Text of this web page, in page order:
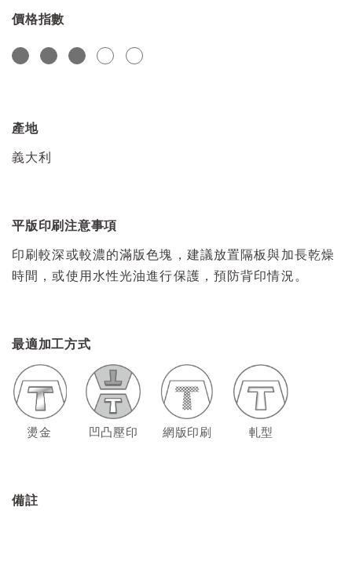
價格指數
產地
義大利
平版印刷注意事項
印刷較深或較濃的滿版色塊，建議放置隔板與加長乾燥
時間，或使用水性光油進行保護，預防背印情況。
最適加工方式
燙金 凹凸壓印 網版印刷 軋型
備註